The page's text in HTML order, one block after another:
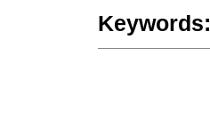
Keywords: